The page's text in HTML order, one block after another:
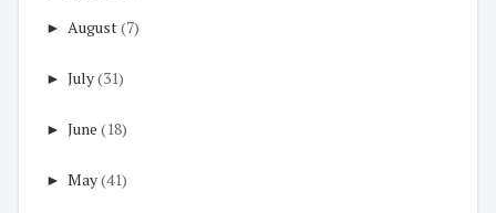
► August(7)
► July(31)
► June (18)
► May(41)